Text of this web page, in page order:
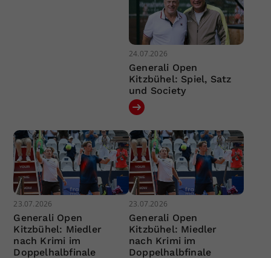
24.07.2026
Generali Open
Kitzbühel: Spiel, Satz
und Society
23.07.2026
Generali Open
Kitzbühel: Miedler
nach Krimi im
Doppelhalbfinale
23.07.2026
Generali Open
Kitzbühel: Miedler
nach Krimi im
Doppelhalbfinale